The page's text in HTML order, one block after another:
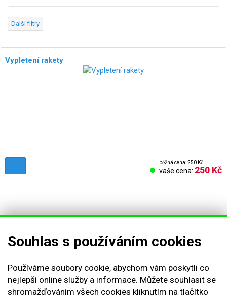
Další filtry
Vypletení rakety
běžná cena: 250 Kč
vaše cena: 250 Kč
Obchodní podmínky
Reklamační řád
Vrácení zboží
Souhlas s používáním cookies
Používáme soubory cookie, abychom vám poskytli co
nejlepší online služby a informace. Můžete souhlasit se
shromažďováním všech cookies kliknutím na tlačítko